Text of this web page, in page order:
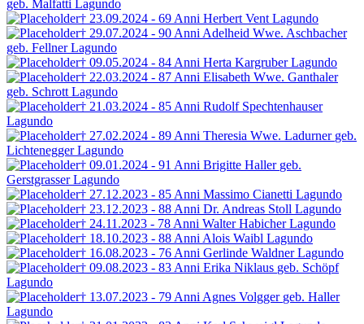
geb. Malfatti Lagundo
† 23.09.2024 - 69 Anni Herbert Vent Lagundo
† 29.07.2024 - 90 Anni Adelheid Wwe. Aschbacher
geb. FellnerLagundo
† 09.05.2024 - 84 Anni Herta KargruberLagundo
† 22.03.2024 - 87 Anni Elisabeth Wwe. Ganthaler
geb. Schrott Lagundo
† 21.03.2024 - 85 Anni Rudolf Spechtenhauser
Lagundo
† 27.02.2024 - 89 Anni Theresia Wwe. Ladurner geb.
LichteneggerLagundo
† 09.01.2024 - 91 Anni Brigitte Haller geb.
GerstgrasserLagundo
† 27.12.2023 - 85 Anni Massimo Cianetti Lagundo
† 23.12.2023 - 88 Anni Dr. Andreas Stoll Lagundo
† 24.11.2023 - 78 Anni Walter HabicherLagundo
† 18.10.2023 - 88 Anni Alois Waibl Lagundo
† 16.08.2023 - 76 Anni Gerlinde WaldnerLagundo
† 09.08.2023 - 83 Anni Erika Niklaus geb. Schöpf
Lagundo
† 13.07.2023 - 79 Anni Agnes Volgger geb. Haller
Lagundo